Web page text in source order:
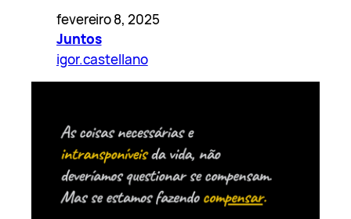
fevereiro 8, 2025
Juntos
igor.castellano